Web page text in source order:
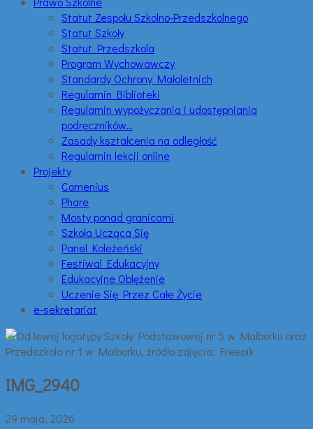
Statut Zespołu Szkolno-Przedszkolnego
Statut Szkoły
Statut Przedszkola
Program Wychowawczy
Standardy Ochrony Małoletnich
Regulamin Biblioteki
Regulamin wypożyczania i udostępniania
podręczników…
Zasady kształcenia na odległość
Regulamin lekcji online
Projekty
Comenius
Phare
Mosty ponad granicami
Szkoła Ucząca Się
Panel Koleżeński
Festiwal Edukacyjny
Edukacyjne Oblężenie
Uczenie Się Przez Całe Życie
e-sekretariat
IMG_2940
29 maja, 2026